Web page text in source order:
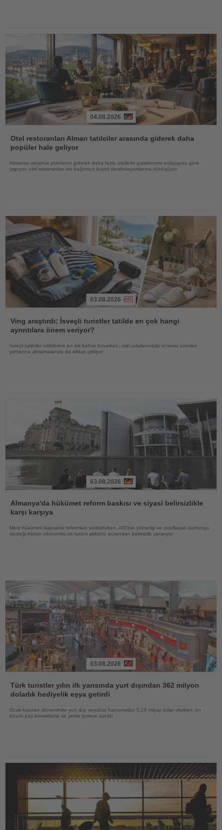
Oku
04.08.2026
Otel restoranları Alman tatilciler arasında giderek daha
popüler hale geliyor
Almanlar seyahat planlarını giderek daha fazla otellerin gastronomi anlayışına göre
yapıyor, otel restoranları ise bağımsız lezzet destinasyonlarına dönüşüyor
Oku
03.08.2026
Ving araştırdı: İsveçli turistler tatilde en çok hangi
ayrıntılara önem veriyor?
İsveçli tatilciler valizlerine en sık kahve koyarken, otel odalarındaki ücretsiz ürünleri
yanlarına almamalarıyla da dikkat çekiyor
Oku
03.08.2026
Almanya'da hükümet reform baskısı ve siyasi belirsizlikle
karşı karşıya
Merz hükümeti kapsamlı reformları sürdürürken, AfD'nin yükselişi ve zayıflayan kamuoyu
desteği Alman ekonomisi ve turizm sektörü açısından belirsizlik yaratıyor
Oku
03.08.2026
Türk turistler yılın ilk yarısında yurt dışından 362 milyon
dolarlık hediyelik eşya getirdi
Ocak-haziran döneminde yurt dışı seyahat harcamaları 5,19 milyar dolar olurken, en
büyük pay konaklama ve yeme içmeye ayrıldı